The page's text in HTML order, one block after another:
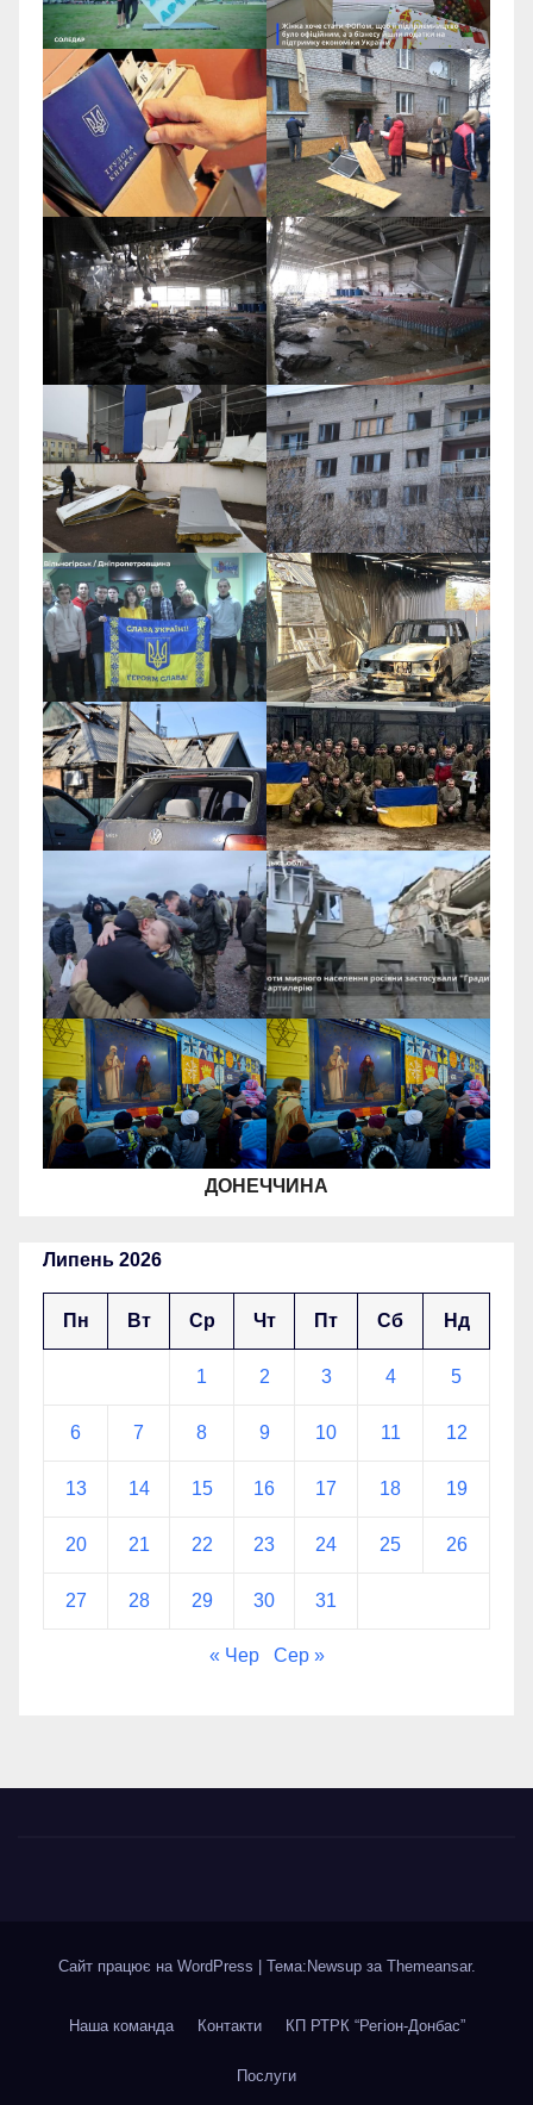
ДОНЕЧЧИНА
Липень 2026
Пн Вт Ср Чт Пт Сб Нд
1 2 3 4 5
6 7 8 9 10 11 12
13 14 15 16 17 18 19
20 21 22 23 24 25 26
27 28 29 30 31
« Чер Сер »
Сайт працює на WordPress Тема:Newsup за Themeansar.
Наша команда Контакти КП РТРК “Регіон-Донбас”
Послуги